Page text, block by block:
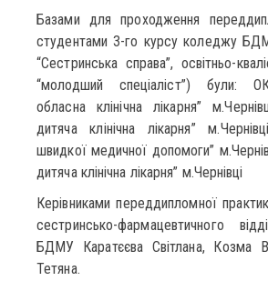
Базами для проходження
студентами 3-го курсу коледжу
“Сестринська справа”, освітньо-
“молодший спеціаліст”) були:
обласна клінічна лікарня”
дитяча клінічна лікарня”
швидкої медичної допомоги”
дитяча клінічна лікарня” м.Чернівці
Керівниками переддипломної
сестринсько-фармацевтичного
БДМУ Каратєєва Світлана, Козма
Тетяна.